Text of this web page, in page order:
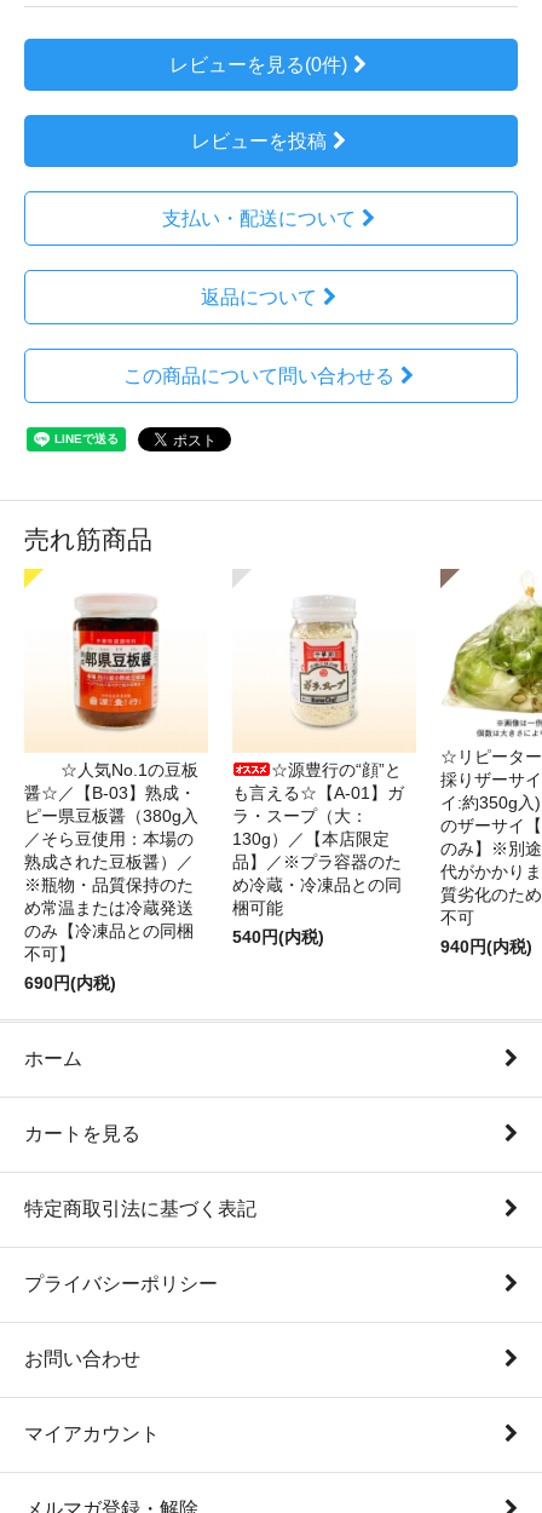
レビューを見る(0件)
レビューを投稿
支払い・配送について
返品について
この商品について問い合わせる
売れ筋商品
☆人気No.1の豆板
醤☆／【B-03】熟成・
ピー県豆板醤（380g入
／そら豆使用：本場の
熟成された豆板醤）／
※瓶物・品質保持のた
め常温または冷蔵発送
のみ【冷凍品との同梱
不可】
690円(内税)
☆源豊行の“顔”と
も言える☆【A-01】ガ
ラ・スープ（大：
130g）／【本店限定
品】／※プラ容器のた
め冷蔵・冷凍品との同
梱可能
540円(内税)
☆リピータ
採りザーサ
イ:約350g入
のザーサイ
のみ】※別
代がかかり
質劣化のた
不可
940円(内税)
ホーム
カートを見る
特定商取引法に基づく表記
プライバシーポリシー
お問い合わせ
マイアカウント
メルマガ登録・解除